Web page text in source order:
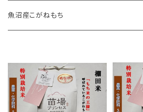
30kg
27kg
30kg
特別栽培米
お水
魚沼産こがねもち
5kg